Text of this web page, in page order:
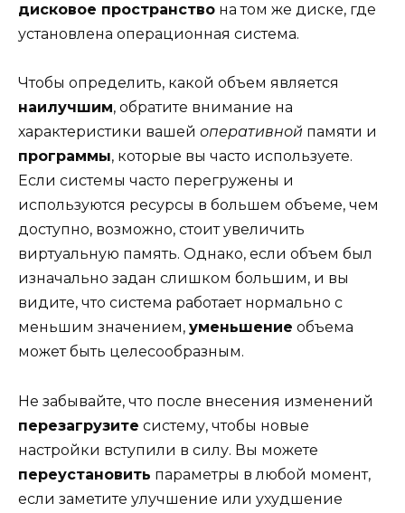
дисковое пространство на том же диске, где
установлена операционная система.
Чтобы определить, какой объем является
наилучшим, обратите внимание на
характеристики вашей оперативной памяти и
программы, которые вы часто используете.
Если системы часто перегружены и
используются ресурсы в большем объеме, чем
доступно, возможно, стоит увеличить
виртуальную память. Однако, если объем был
изначально задан слишком большим, и вы
видите, что система работает нормально с
меньшим значением, уменьшение объема
может быть целесообразным.
Не забывайте, что после внесения изменений
перезагрузите систему, чтобы новые
настройки вступили в силу. Вы можете
переустановить параметры в любой момент,
если заметите улучшение или ухудшение